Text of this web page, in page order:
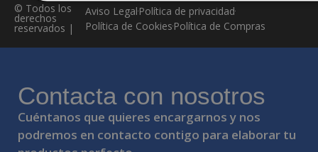
© Todos los
derechos
reservados |
Aviso LegalPolítica de privacidad
Política de CookiesPolítica de Compras
Contacta con nosotros
Cuéntanos que quieres encargarnos y nos
podremos en contacto contigo para elaborar tu